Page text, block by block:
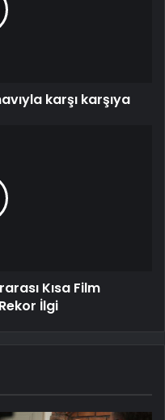
karşı karşıya
Kısa Film
İlgi